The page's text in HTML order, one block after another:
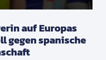
auf Europas
gegen spanische